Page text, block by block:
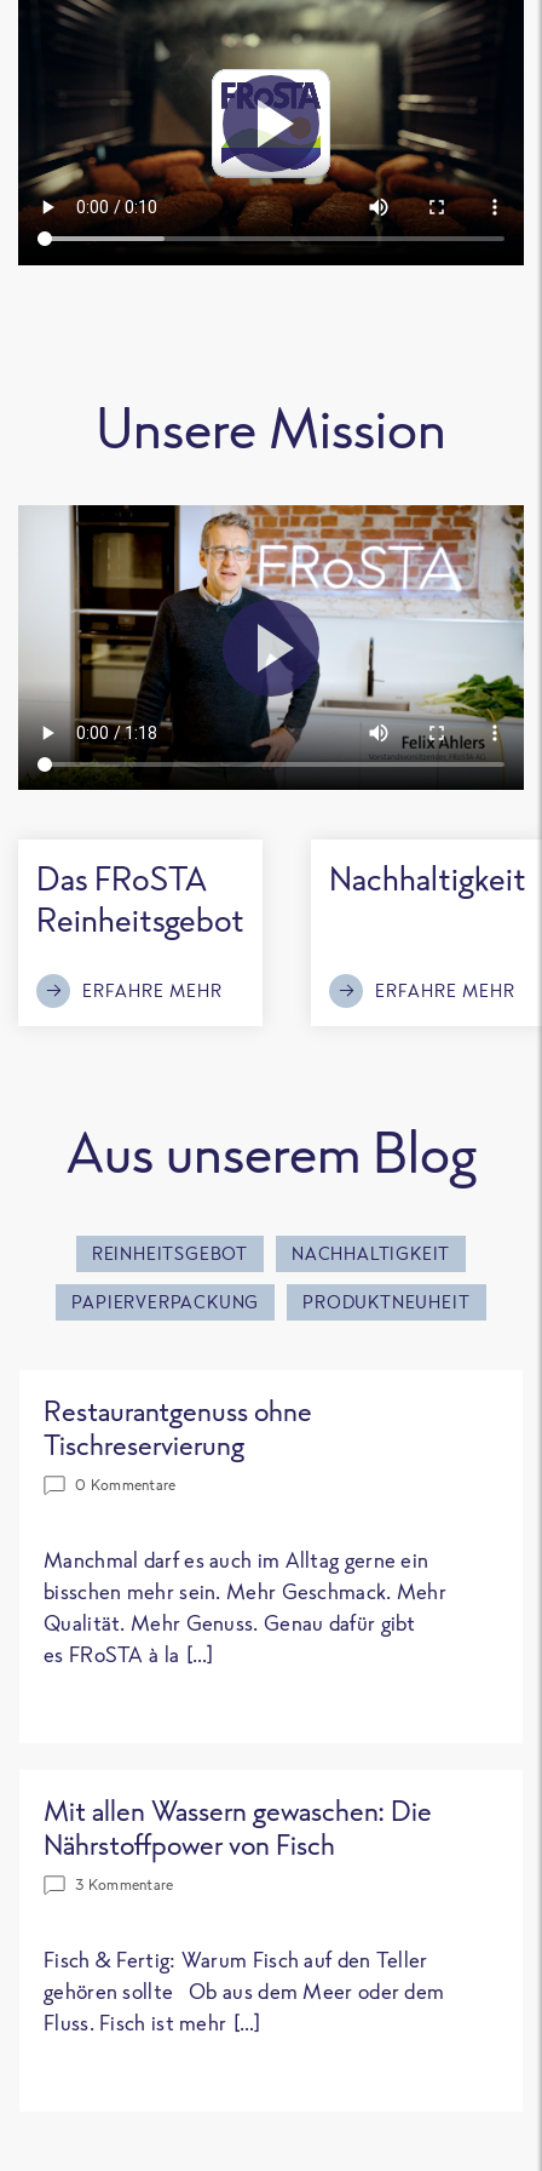
Unsere Mission
Das FRoSTA
Reinheitsgebot
ERFAHRE MEHR
Nachhaltigkeit
ERFAHRE MEHR
Aus unserem Blog
REINHEITSGEBOT NACHHALTIGKEIT
PAPIERVERPACKUNG PRODUKTNEUHEIT
Restaurantgenuss ohne
Tischreservierung
0 Kommentare
Manchmal darf es auch im Alltag gerne ein
bisschen mehr sein. Mehr Geschmack. Mehr
Qualität. Mehr Genuss. Genau dafür gibt
es FRoSTA à la […]
Mit allen Wassern gewaschen: Die
Nährstoffpower von Fisch
3 Kommentare
Fisch & Fertig: Warum Fisch auf den Teller
gehören sollte Ob aus dem Meer oder dem
Fluss. Fisch ist mehr […]